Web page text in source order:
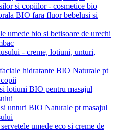
si copiilor - cosmetice bio
BIO fara fluor bebelusi si
umede bio si betisoare de urechi
- creme, lotiuni, unturi,
hidratante BIO Naturale pt
lotiuni BIO pentru masajul
unturi BIO Naturale pt masajul
umede eco si creme de